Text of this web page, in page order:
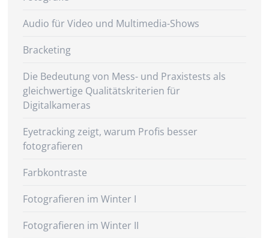
Audio für Video und Multimedia-Shows
Bracketing
Die Bedeutung von Mess- und Praxistests als
gleichwertige Qualitätskriterien für
Digitalkameras
Eyetracking zeigt, warum Profis besser
fotografieren
Farbkontraste
Fotografieren im Winter I
Fotografieren im Winter II